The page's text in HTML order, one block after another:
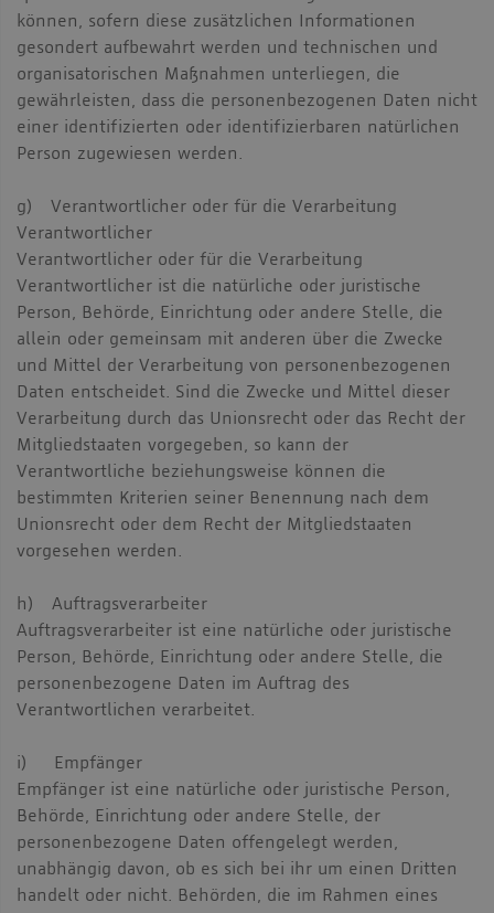
können, sofern diese zusätzlichen Informationen
gesondert aufbewahrt werden und technischen und
organisatorischen Maßnahmen unterliegen, die
gewährleisten, dass die personenbezogenen Daten nicht
einer identifizierten oder identifizierbaren natürlichen
Person zugewiesen werden.
g) Verantwortlicher oder für die Verarbeitung
Verantwortlicher
Verantwortlicher oder für die Verarbeitung
Verantwortlicher ist die natürliche oder juristische
Person, Behörde, Einrichtung oder andere Stelle, die
allein oder gemeinsam mit anderen über die Zwecke
und Mittel der Verarbeitung von personenbezogenen
Daten entscheidet. Sind die Zwecke und Mittel dieser
Verarbeitung durch das Unionsrecht oder das Recht der
Mitgliedstaaten vorgegeben, so kann der
Verantwortliche beziehungsweise können die
bestimmten Kriterien seiner Benennung nach dem
Unionsrecht oder dem Recht der Mitgliedstaaten
vorgesehen werden.
h) Auftragsverarbeiter
Auftragsverarbeiter ist eine natürliche oder juristische
Person, Behörde, Einrichtung oder andere Stelle, die
personenbezogene Daten im Auftrag des
Verantwortlichen verarbeitet.
i) Empfänger
Empfänger ist eine natürliche oder juristische Person,
Behörde, Einrichtung oder andere Stelle, der
personenbezogene Daten offengelegt werden,
unabhängig davon, ob es sich bei ihr um einen Dritten
handelt oder nicht. Behörden, die im Rahmen eines